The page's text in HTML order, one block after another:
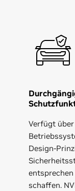
Verfügt
Design-
schaffen.